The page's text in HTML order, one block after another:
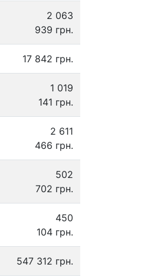
2 063
939 грн.
17 842 грн.
1 019
141 грн.
2 611
466 грн.
502
702 грн.
450
104 грн.
547 312 грн.